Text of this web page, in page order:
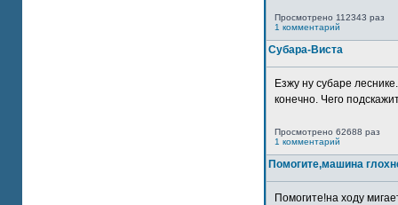
Просмотрено 112343 раз
1 комментарий
Субара-Виста
Езжу ну субаре
конечно. Чего
Просмотрено 62688 раз
1 комментарий
Помогите,машина
Помогите!на ходу